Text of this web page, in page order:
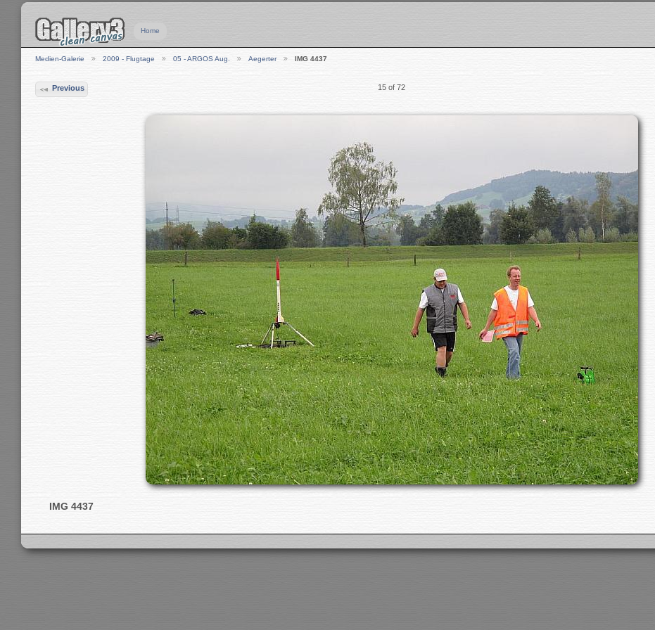
Home
Medien-Galerie 2009 - Flugtage 05 - ARGOS Aug. Aegerter IMG 4437
Previous 15 of 72
IMG 4437